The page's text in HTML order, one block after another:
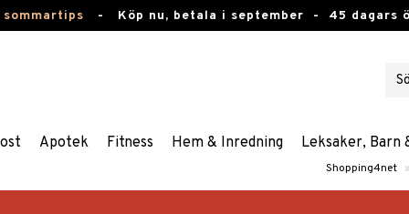
- Köp nu, betala i september - 45 dagars
Apotek Fitness Hem & Inredning Leksaker, Barn
Shopping4net »